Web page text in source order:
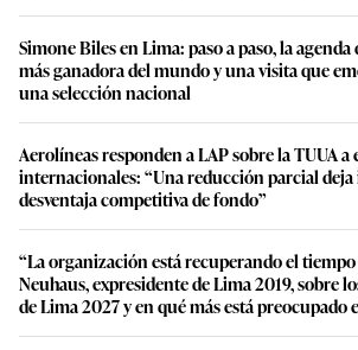
Simone Biles en Lima: paso a paso, la
más ganadora del mundo y una visita que
una selección nacional
Aerolíneas responden a LAP sobre la TUUA a
internacionales: “Una reducción parcial
desventaja competitiva de fondo”
“La organización está recuperando el
Neuhaus, expresidente de Lima 2019, sobre
de Lima 2027 y en qué más está preocupado